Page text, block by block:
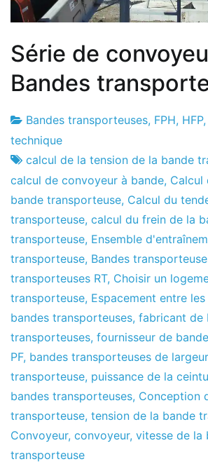
Série de
Bandes
Usine
de
projets
11
le
février
le
2011
Bandes transporteuses, FPH, HFP,
technique
calcul de la tension de la bande
calcul de convoyeur à bande, Calcul
bande transporteuse, Calcul du
transporteuse, calcul du frein de la
transporteuse, Ensemble
transporteuse, Bandes
transporteuses RT, Choisir un
transporteuse, Espacement entre
bandes transporteuses, fabricant de
transporteuses, fournisseur de
PF, bandes transporteuses de largeur
transporteuse, puissance de la
bandes transporteuses, Conception
transporteuse, tension de la bande
Convoyeur, convoyeur, vitesse de la
transporteuse